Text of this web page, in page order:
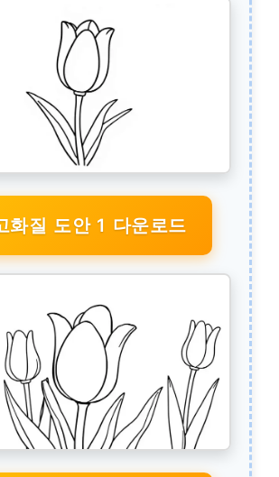
화질 도안 1 다운로드